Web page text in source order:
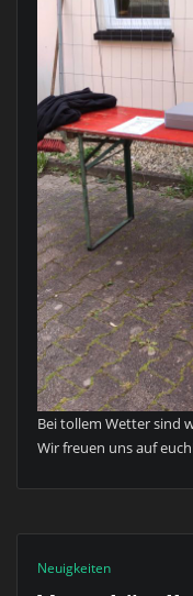
Bei tollem Wetter sind
Wir freuen uns auf
Neuigkeiten